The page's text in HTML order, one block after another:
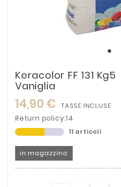
Keracolor FF 131 Kg5
Vaniglia
14,90 € TASSE INCLUSE
Return policy:14
11 articoli
in magazzino